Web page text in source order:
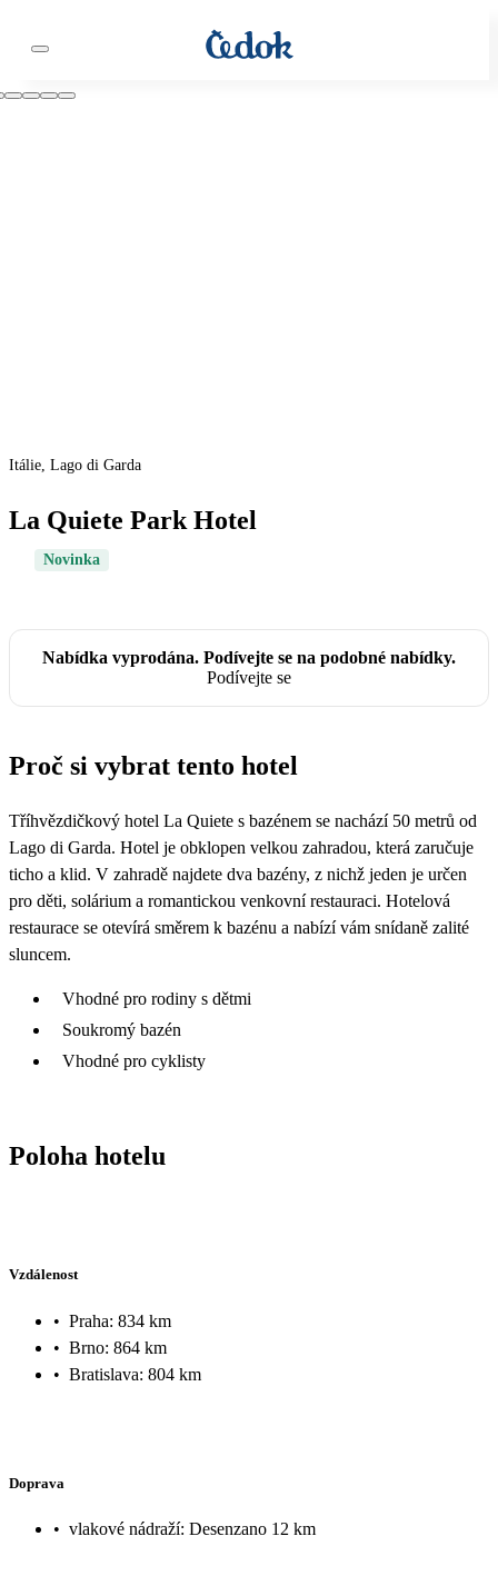
Itálie, Lago di Garda
La Quiete Park Hotel
Novinka
Nabídka vyprodána. Podívejte se na podobné nabídky.
Podívejte se
Proč si vybrat tento hotel
Tříhvězdičkový hotel La Quiete s bazénem se nachází 50 metrů od
Lago di Garda. Hotel je obklopen velkou zahradou, která zaručuje
ticho a klid. V zahradě najdete dva bazény, z nichž jeden je určen
pro děti, solárium a romantickou venkovní restauraci. Hotelová
restaurace se otevírá směrem k bazénu a nabízí vám snídaně zalité
sluncem.
Vhodné pro rodiny s dětmi
Soukromý bazén
Vhodné pro cyklisty
Poloha hotelu
Vzdálenost
• Praha: 834 km
• Brno: 864 km
• Bratislava: 804 km
Doprava
• vlakové nádraží: Desenzano 12 km